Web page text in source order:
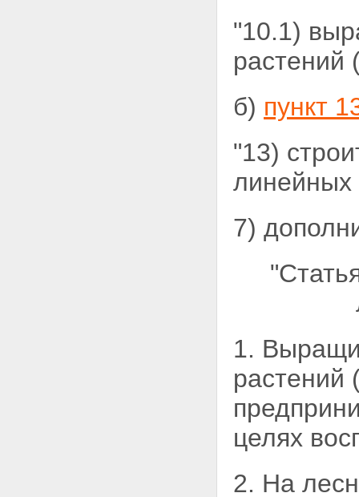
"10.1)
растений
б) пункт
"13)
линейных
7)
1.
растений
целях
2. На